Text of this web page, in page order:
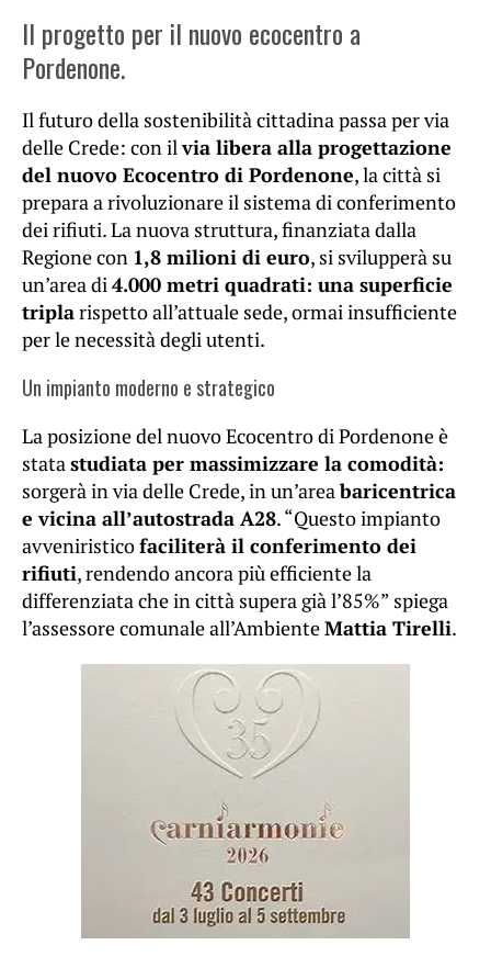
Il progetto per il nuovo ecocentro a
Pordenone.
Il futuro della sostenibilità cittadina passa per via
delle Crede: con ilvia libera alla progettazione
del nuovo Ecocentro di Pordenone, la città si
prepara a rivoluzionare il sistema di conferimento
dei rifiuti. La nuova struttura, finanziata dalla
Regione con 1,8 milioni di euro, si svilupperà su
un’area di 4.000 metri quadrati: una superficie
triplarispetto all’attuale sede, ormai insufficiente
per le necessità degli utenti.
Un impianto moderno e strategico
La posizione del nuovo Ecocentro di Pordenone è
stata studiata per massimizzare la comodità:
sorgerà in via delle Crede, in un’areabaricentrica
e vicina all’autostrada A28. “Questo impianto
avveniristicofaciliterà il conferimento dei
rifiuti, rendendo ancora più efficiente la
differenziata che in città supera già l’85%” spiega
l’assessore comunale all’AmbienteMattia Tirelli.